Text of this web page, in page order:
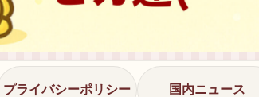
プライバシーポリシー 国内ニュース